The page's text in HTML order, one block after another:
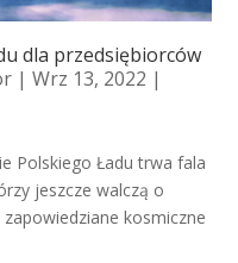
dla przedsiębiorców
| Wrz 13, 2022 |
Polskiego Ładu trwa fala
jeszcze walczą o
kosmiczne